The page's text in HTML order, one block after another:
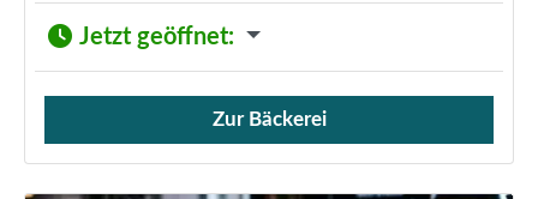
Jetzt geöffnet:
Verkauf von Brötchen,
Zur Bäckerei